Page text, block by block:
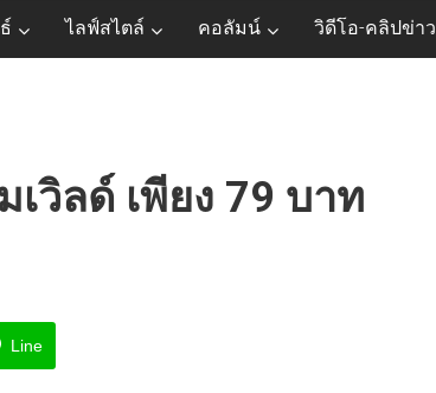
ไลฟ์สไตล์ คอลัมน์ วิดีโอ-คลิปข่าว
เวิลด์ เพียง 79 บาท
Line